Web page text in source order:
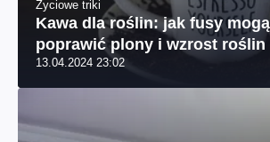
Życiowe triki
Kawa dla roślin: jak fusy
poprawić plony i wzrost roślin
13.04.2024 23:02